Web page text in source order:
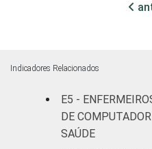
Indicadores Relacionados
E5 -
DE
SAÚDE